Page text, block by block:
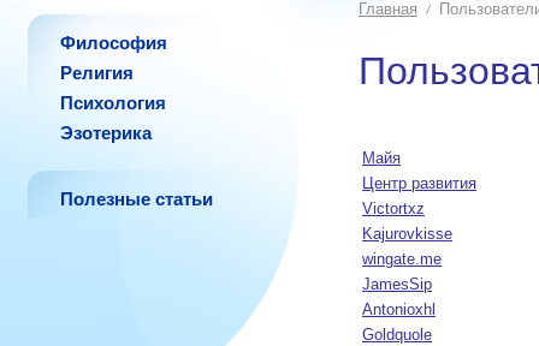
Философия
Религия
Психология
Эзотерика
Полезные статьи
Главная
Майя
Центр развития
Victortxz
Kajurovkisse
wingate.me
JamesSip
Antonioxhl
Goldquole